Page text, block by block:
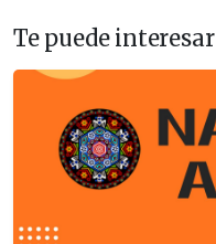
Te puede interesar